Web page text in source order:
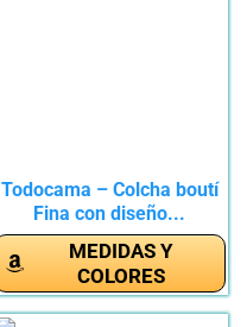
Todocama – Colcha boutí
Fina con diseño...
MEDIDAS Y
COLORES